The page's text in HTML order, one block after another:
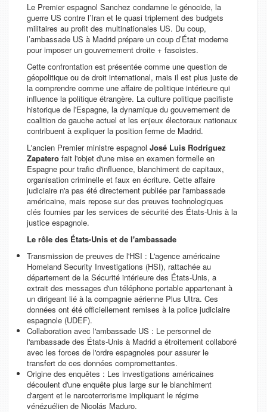
Le Premier espagnol Sanchez condamne le génocide, la
guerre US contre l’Iran et le quasi triplement des budgets
militaires au profit des multinationales US. Du coup,
l’ambassade US à Madrid prépare un coup d’État moderne
pour imposer un gouvernement droite + fascistes.
Cette confrontation est présentée comme une question de
géopolitique ou de droit international, mais il est plus juste de
la comprendre comme une affaire de politique intérieure qui
influence la politique étrangère. La culture politique pacifiste
historique de l'Espagne, la dynamique du gouvernement de
coalition de gauche actuel et les enjeux électoraux nationaux
contribuent à expliquer la position ferme de Madrid.
L'ancien Premier ministre espagnol José Luis Rodríguez
Zapatero fait l'objet d'une mise en examen formelle en
Espagne pour trafic d'influence, blanchiment de capitaux,
organisation criminelle et faux en écriture. Cette affaire
judiciaire n'a pas été directement publiée par l'ambassade
américaine, mais repose sur des preuves technologiques
clés fournies par les services de sécurité des États-Unis à la
justice espagnole.
Le rôle des États-Unis et de l'ambassade
Transmission de preuves de l'HSI : L'agence américaine
Homeland Security Investigations (HSI), rattachée au
département de la Sécurité intérieure des États-Unis, a
extrait des messages d'un téléphone portable appartenant à
un dirigeant lié à la compagnie aérienne Plus Ultra. Ces
données ont été officiellement remises à la police judiciaire
espagnole (UDEF).
Collaboration avec l'ambassade US : Le personnel de
l'ambassade des États-Unis à Madrid a étroitement collaboré
avec les forces de l'ordre espagnoles pour assurer le
transfert de ces données compromettantes.
Origine des enquêtes : Les investigations américaines
découlent d'une enquête plus large sur le blanchiment
d'argent et le narcoterrorisme impliquant le régime
vénézuélien de Nicolás Maduro.